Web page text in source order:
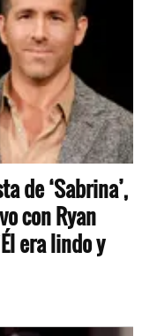
de ‘Sabrina’,
con Ryan
era lindo y